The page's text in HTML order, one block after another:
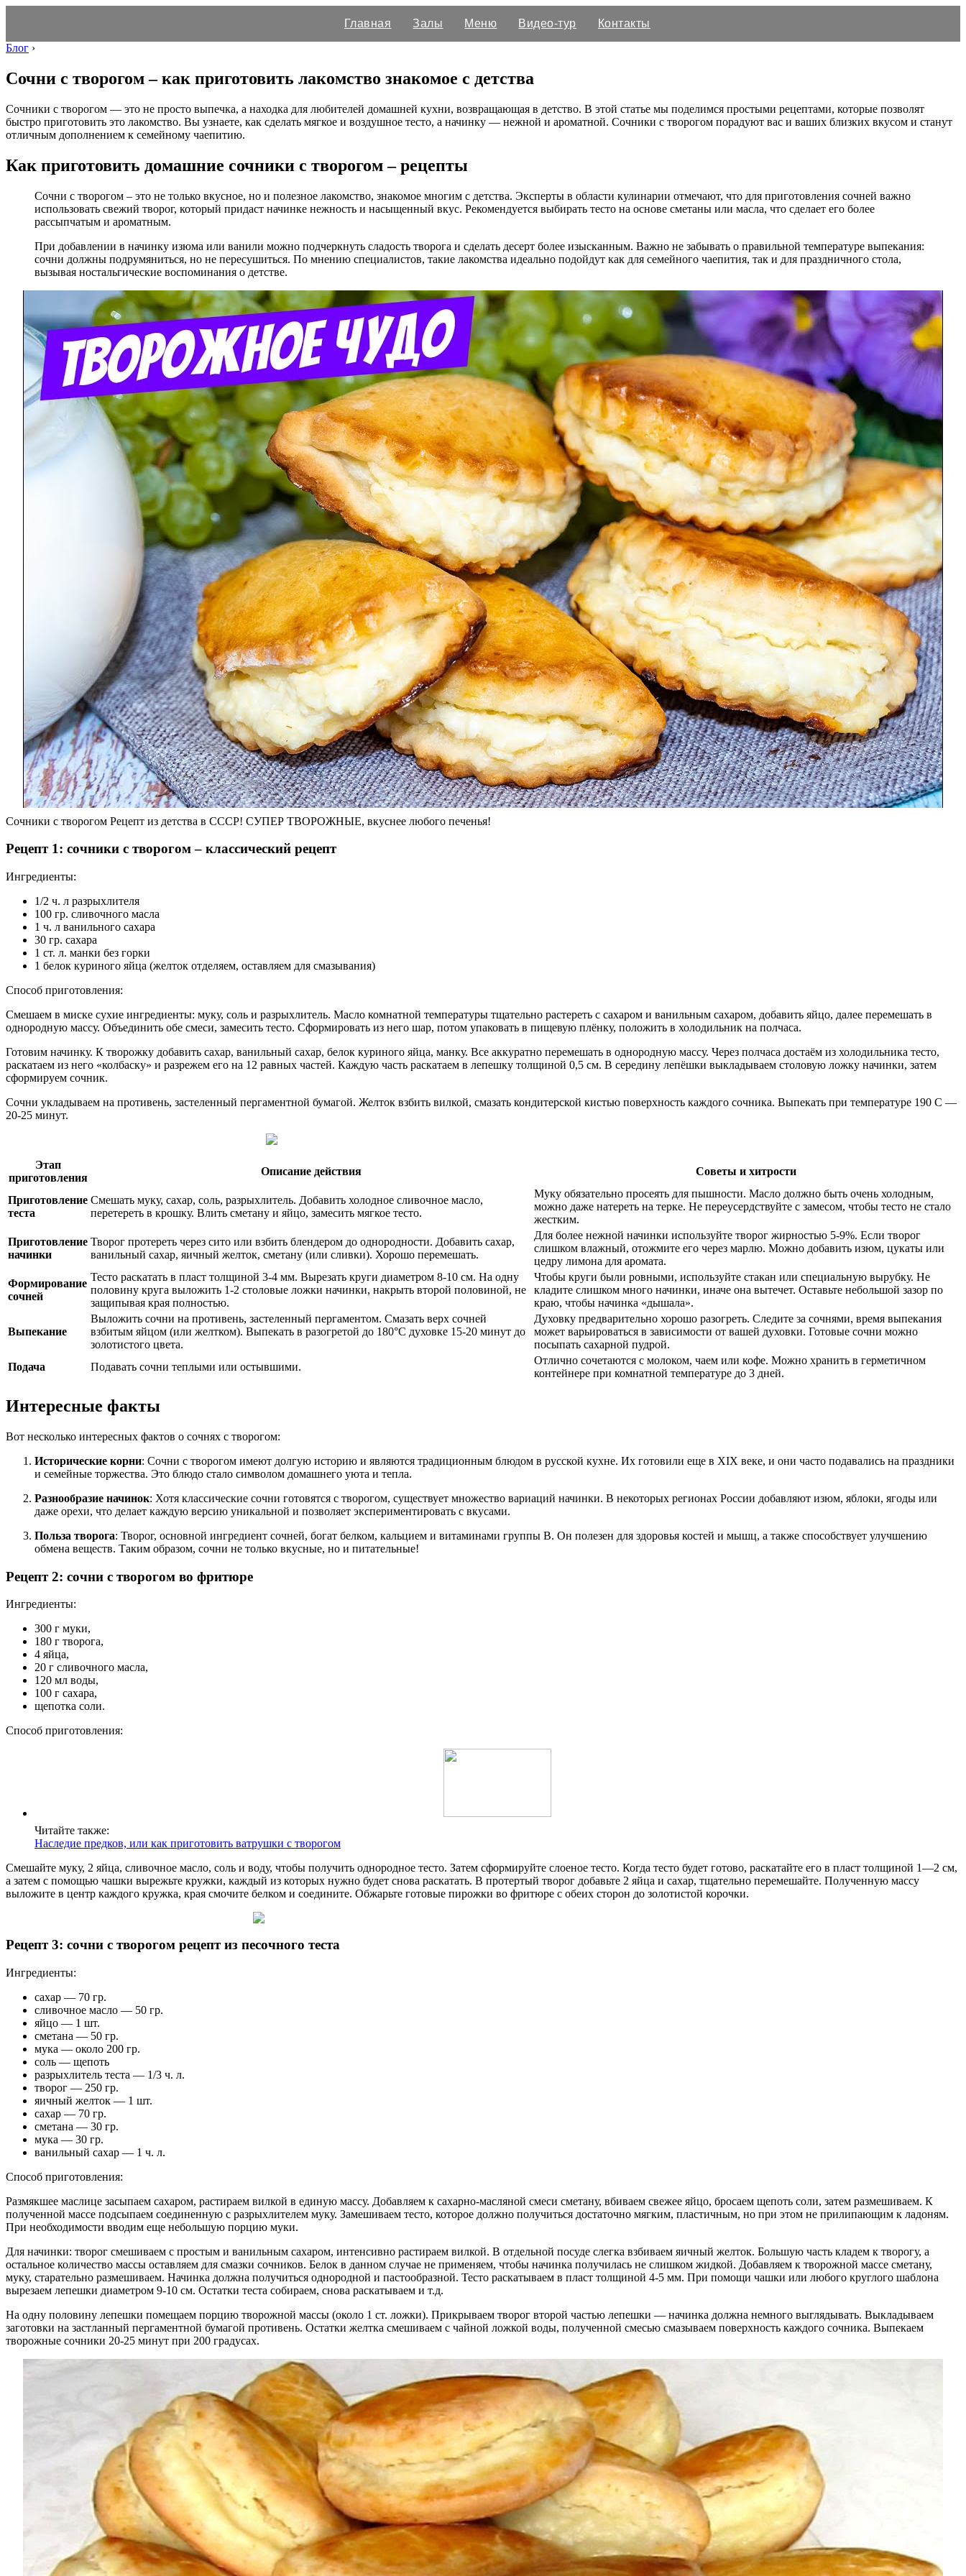
Главная Залы Меню Видео-тур
Контакты
Блог ›
Сочни с творогом – как приготовить лакомство знакомое с детства
Сочники с творогом — это не просто выпечка, а находка для любителей домашней кухни, возвращающая в детство. В этой статье мы поделимся простыми рецептами, которые позволят
быстро приготовить это лакомство. Вы узнаете, как сделать мягкое и воздушное тесто, а начинку — нежной и ароматной. Сочники с творогом порадуют вас и ваших близких вкусом и станут
отличным дополнением к семейному чаепитию.
Как приготовить домашние сочники с творогом – рецепты
Сочни с творогом – это не только вкусное, но и полезное лакомство, знакомое многим с детства. Эксперты в области кулинарии отмечают, что для приготовления сочней важно
использовать свежий творог, который придаст начинке нежность и насыщенный вкус. Рекомендуется выбирать тесто на основе сметаны или масла, что сделает его более
рассыпчатым и ароматным.
При добавлении в начинку изюма или ванили можно подчеркнуть сладость творога и сделать десерт более изысканным. Важно не забывать о правильной температуре выпекания:
сочни должны подрумяниться, но не пересушиться. По мнению специалистов, такие лакомства идеально подойдут как для семейного чаепития, так и для праздничного стола,
вызывая ностальгические воспоминания о детстве.
Сочники с творогом Рецепт из детства в СССР! СУПЕР ТВОРОЖНЫЕ, вкуснее любого печенья!
Рецепт 1: сочники с творогом – классический рецепт
Ингредиенты:
1/2 ч. л разрыхлителя
100 гр. сливочного масла
1 ч. л ванильного сахара
30 гр. сахара
1 ст. л. манки без горки
1 белок куриного яйца (желток отделяем, оставляем для смазывания)
Способ приготовления:
Смешаем в миске сухие ингредиенты: муку, соль и разрыхлитель. Масло комнатной температуры тщательно растереть с сахаром и ванильным сахаром, добавить яйцо, далее перемешать в
однородную массу. Объединить обе смеси, замесить тесто. Сформировать из него шар, потом упаковать в пищевую плёнку, положить в холодильник на полчаса.
Готовим начинку. К творожку добавить сахар, ванильный сахар, белок куриного яйца, манку. Все аккуратно перемешать в однородную массу. Через полчаса достаём из холодильника тесто,
раскатаем из него «колбаску» и разрежем его на 12 равных частей. Каждую часть раскатаем в лепешку толщиной 0,5 см. В середину лепёшки выкладываем столовую ложку начинки, затем
сформируем сочник.
Сочни укладываем на противень, застеленный пергаментной бумагой. Желток взбить вилкой, смазать кондитерской кистью поверхность каждого сочника. Выпекать при температуре 190 С —
20-25 минут.
Этап
приготовления
Описание действия Советы и хитрости
Приготовление
теста
Смешать муку, сахар, соль, разрыхлитель. Добавить холодное сливочное масло,
перетереть в крошку. Влить сметану и яйцо, замесить мягкое тесто.
Муку обязательно просеять для пышности. Масло должно быть очень холодным,
можно даже натереть на терке. Не переусердствуйте с замесом, чтобы тесто не стало
жестким.
Приготовление
начинки
Творог протереть через сито или взбить блендером до однородности. Добавить сахар,
ванильный сахар, яичный желток, сметану (или сливки). Хорошо перемешать.
Для более нежной начинки используйте творог жирностью 5-9%. Если творог
слишком влажный, отожмите его через марлю. Можно добавить изюм, цукаты или
цедру лимона для аромата.
Формирование
сочней
Тесто раскатать в пласт толщиной 3-4 мм. Вырезать круги диаметром 8-10 см. На одну
половину круга выложить 1-2 столовые ложки начинки, накрыть второй половиной, не
защипывая края полностью.
Чтобы круги были ровными, используйте стакан или специальную вырубку. Не
кладите слишком много начинки, иначе она вытечет. Оставьте небольшой зазор по
краю, чтобы начинка «дышала».
Выпекание
Выложить сочни на противень, застеленный пергаментом. Смазать верх сочней
взбитым яйцом (или желтком). Выпекать в разогретой до 180°C духовке 15-20 минут до
золотистого цвета.
Духовку предварительно хорошо разогреть. Следите за сочнями, время выпекания
может варьироваться в зависимости от вашей духовки. Готовые сочни можно
посыпать сахарной пудрой.
Подача
Подавать сочни теплыми или остывшими.
Отлично сочетаются с молоком, чаем или кофе. Можно хранить в герметичном
контейнере при комнатной температуре до 3 дней.
Интересные факты
Вот несколько интересных фактов о сочнях с творогом:
Исторические корни: Сочни с творогом имеют долгую историю и являются традиционным блюдом в русской кухне. Их готовили еще в XIX веке, и они часто подавались на праздники
и семейные торжества. Это блюдо стало символом домашнего уюта и тепла.
Разнообразие начинок: Хотя классические сочни готовятся с творогом, существует множество вариаций начинки. В некоторых регионах России добавляют изюм, яблоки, ягоды или
даже орехи, что делает каждую версию уникальной и позволяет экспериментировать с вкусами.
Польза творога: Творог, основной ингредиент сочней, богат белком, кальцием и витаминами группы B. Он полезен для здоровья костей и мышц, а также способствует улучшению
обмена веществ. Таким образом, сочни не только вкусные, но и питательные!
Рецепт 2: сочни с творогом во фритюре
Ингредиенты:
300 г муки,
180 г творога,
4 яйца,
20 г сливочного масла,
120 мл воды,
100 г сахара,
щепотка соли.
Способ приготовления:
Читайте также:
Наследие предков, или как приготовить ватрушки с творогом
Смешайте муку, 2 яйца, сливочное масло, соль и воду, чтобы получить однородное тесто. Затем сформируйте слоеное тесто. Когда тесто будет готово, раскатайте его в пласт толщиной 1—2 см,
а затем с помощью чашки вырежьте кружки, каждый из которых нужно будет снова раскатать. В протертый творог добавьте 2 яйца и сахар, тщательно перемешайте. Полученную массу
выложите в центр каждого кружка, края смочите белком и соедините. Обжарьте готовые пирожки во фритюре с обеих сторон до золотистой корочки.
Рецепт 3: сочни с творогом рецепт из песочного теста
Ингредиенты:
сахар — 70 гр.
сливочное масло — 50 гр.
яйцо — 1 шт.
сметана — 50 гр.
мука — около 200 гр.
соль — щепоть
разрыхлитель теста — 1/3 ч. л.
творог — 250 гр.
яичный желток — 1 шт.
сахар — 70 гр.
сметана — 30 гр.
мука — 30 гр.
ванильный сахар — 1 ч. л.
Способ приготовления:
Размякшее маслице засыпаем сахаром, растираем вилкой в единую массу. Добавляем к сахарно-масляной смеси сметану, вбиваем свежее яйцо, бросаем щепоть соли, затем размешиваем. К
полученной массе подсыпаем соединенную с разрыхлителем муку. Замешиваем тесто, которое должно получиться достаточно мягким, пластичным, но при этом не прилипающим к ладоням.
При необходимости вводим еще небольшую порцию муки.
Для начинки: творог смешиваем с простым и ванильным сахаром, интенсивно растираем вилкой. В отдельной посуде слегка взбиваем яичный желток. Большую часть кладем к творогу, а
остальное количество массы оставляем для смазки сочников. Белок в данном случае не применяем, чтобы начинка получилась не слишком жидкой. Добавляем к творожной массе сметану,
муку, старательно размешиваем. Начинка должна получиться однородной и пастообразной. Тесто раскатываем в пласт толщиной 4-5 мм. При помощи чашки или любого круглого шаблона
вырезаем лепешки диаметром 9-10 см. Остатки теста собираем, снова раскатываем и т.д.
На одну половину лепешки помещаем порцию творожной массы (около 1 ст. ложки). Прикрываем творог второй частью лепешки — начинка должна немного выглядывать. Выкладываем
заготовки на застланный пергаментной бумагой противень. Остатки желтка смешиваем с чайной ложкой воды, полученной смесью смазываем поверхность каждого сочника. Выпекаем
творожные сочники 20-25 минут при 200 градусах.